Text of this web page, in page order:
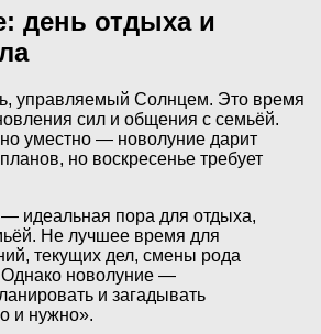
день отдыха и
управляемый Солнцем. Это время
сил и общения с семьёй.
уместно — новолуние дарит
но воскресенье требует
идеальная пора для отдыха,
Не лучшее время для
текущих дел, смены рода
Однако новолуние —
и загадывать
и нужно».